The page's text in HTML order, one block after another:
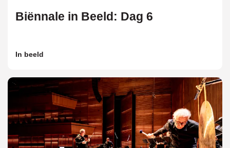
Biënnale in Beeld: Dag 6
In beeld